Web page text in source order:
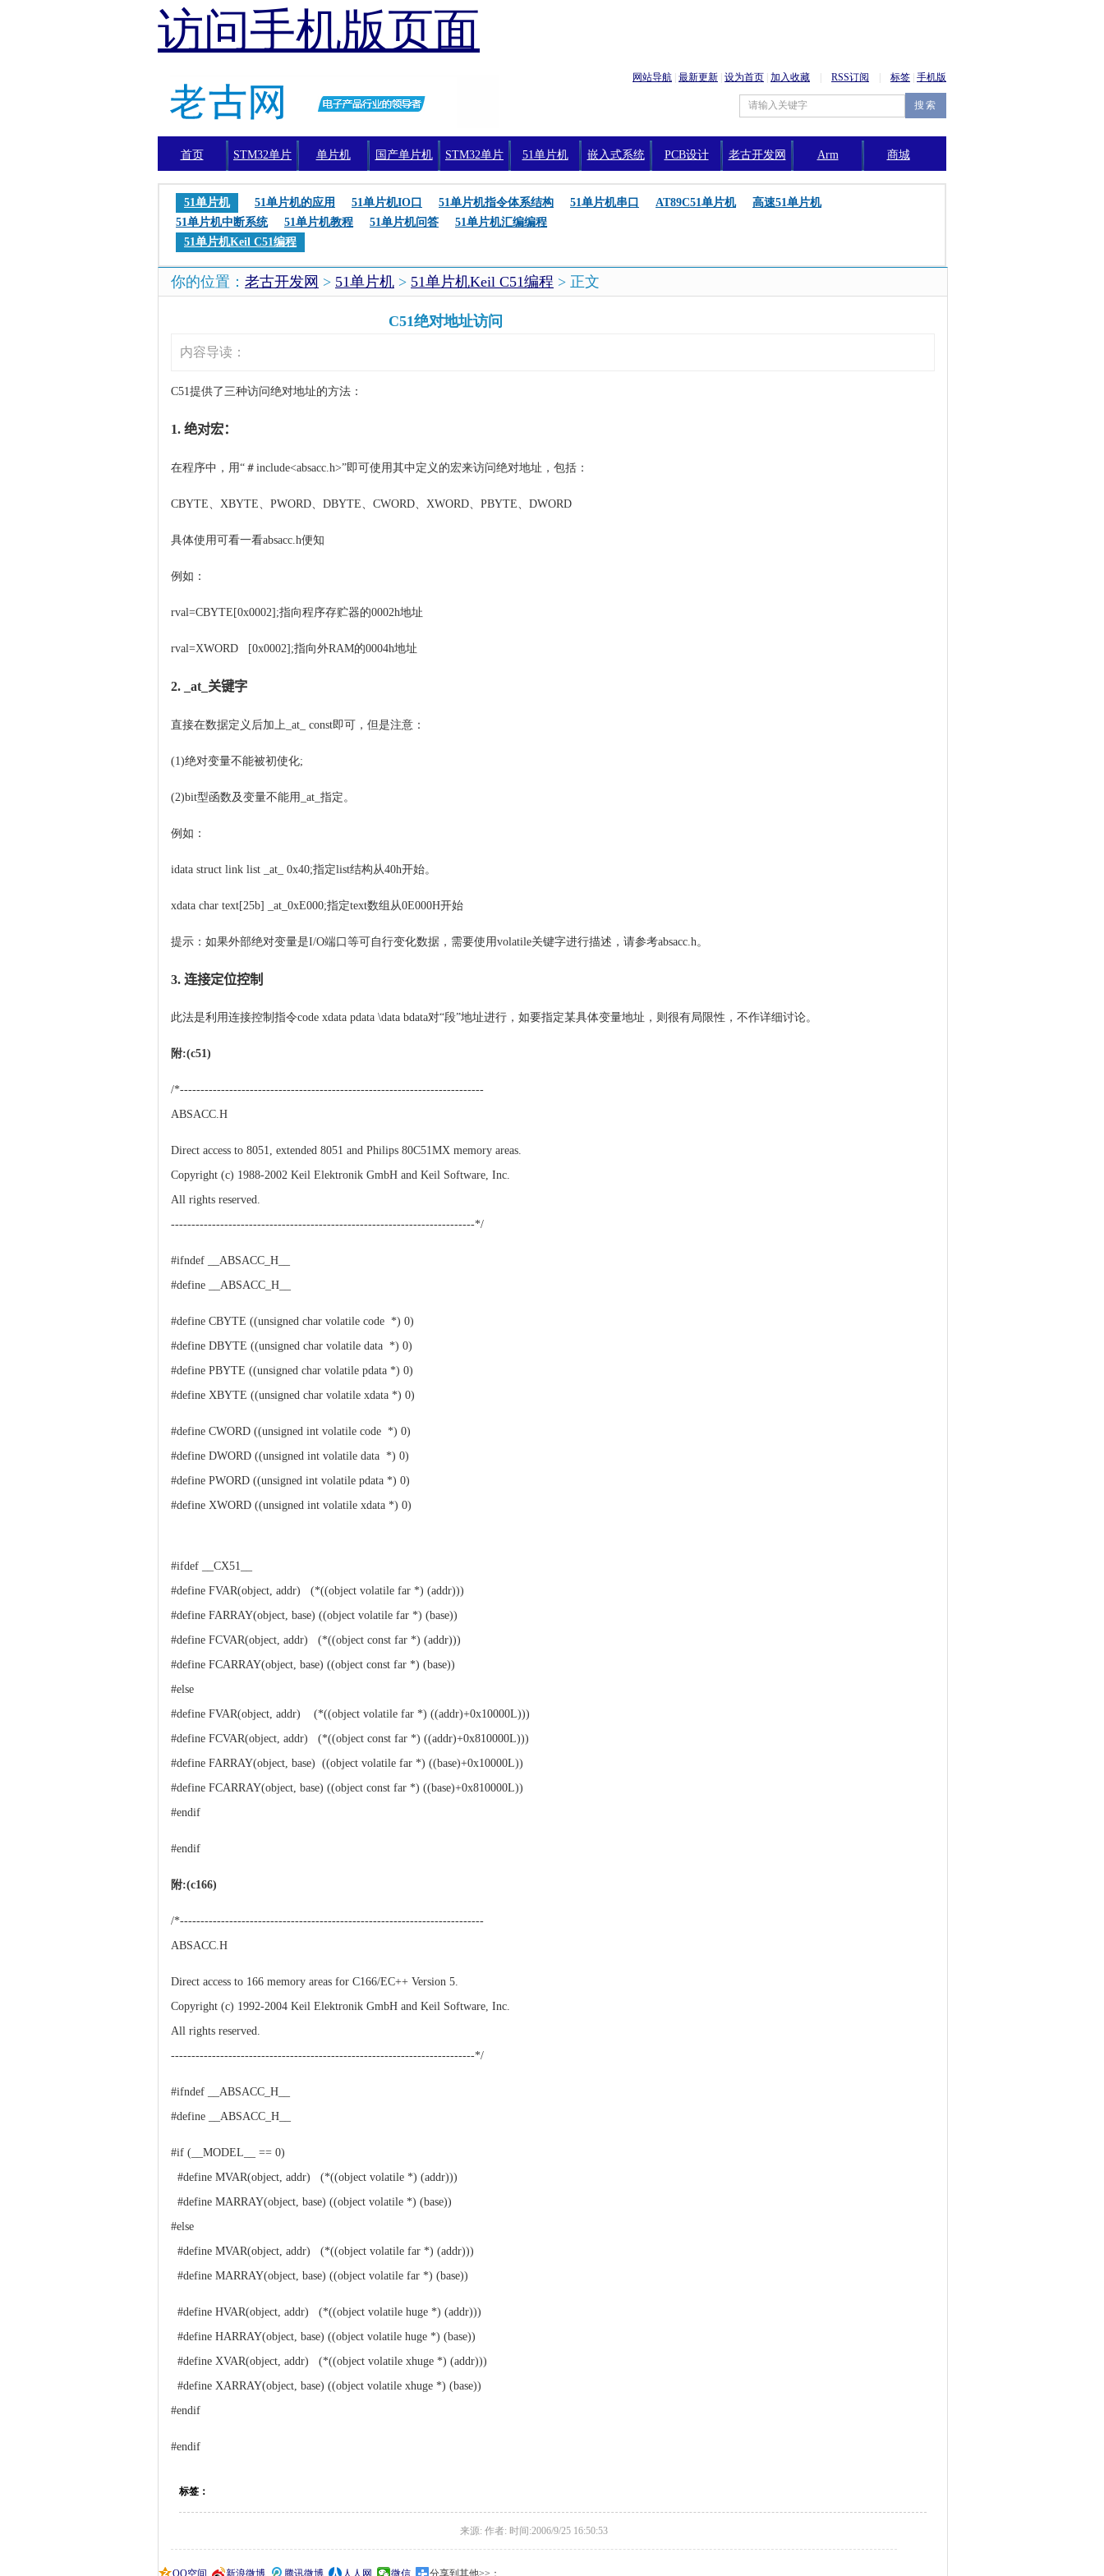
访问手机版页面
网站导航 最新更新 设为首页 加入收藏 RSS订阅 标签 手机版
首页 STM32单片 单片机 国产单片机 STM32单片 51单片机 嵌入式系统 PCB设计 老古开发网 Arm 商城
51单片机 51单片机的应用 51单片机IO口 51单片机指令体系结构 51单片机串口 AT89C51单片机
高速51单片机
51单片机中断系统
51单片机教程 51单片机问答
51单片机汇编编程
51单片机Keil C51编程
你的位置： 老古开发网 > 51单片机 > 51单片机Keil C51编程 > 正文
C51绝对地址访问
内容导读：
C51提供了三种访问绝对地址的方法：
1. 绝对宏：
在程序中，用“＃ include<absacc.h>”即可使用其中定义的宏来访问绝对地址，包括：
CBYTE、XBYTE、PWORD、DBYTE、CWORD、XWORD、PBYTE、DWORD
具体使用可看一看absacc.h便知
例如：
rval=CBYTE[0x0002];指向程序存贮器的0002h地址
rval=XWORD [0x0002];指向外RAM的0004h地址
2. _at_关键字
直接在数据定义后加上 _at_ const即可，但是注意：
(1)绝对变量不能被初使化;
(2)bit型函数及变量不能用_at_指定。
例如：
idata struct link list _at_ 0x40;指定list结构从40h开始。
xdata char text[25b] _at_0xE000;指定text数组从0E000H开始
提示：如果外部绝对变量是I/O端口等可自行变化数据，需要使用volatile关键字进行描述，请参考absacc.h。
3. 连接定位控制
此法是利用连接控制指令code xdata pdata \data bdata对“段”地址进行，如要指定某具体变量地址，则很有局限性，不作详细讨论。
附:(c51)
/*--------------------------------------------------------------------------
ABSACC.H
Direct access to 8051, extended 8051 and Philips 80C51MX memory areas.
Copyright (c) 1988-2002 Keil Elektronik GmbH and Keil Software, Inc.
All rights reserved.
--------------------------------------------------------------------------*/
#ifndef __ABSACC_H__
#define __ABSACC_H__
#define CBYTE ((unsigned char volatile code *) 0)
#define DBYTE ((unsigned char volatile data *) 0)
#define PBYTE ((unsigned char volatile pdata *) 0)
#define XBYTE ((unsigned char volatile xdata *) 0)
#define CWORD ((unsigned int volatile code *) 0)
#define DWORD ((unsigned int volatile data *) 0)
#define PWORD ((unsigned int volatile pdata *) 0)
#define XWORD ((unsigned int volatile xdata *) 0)
#ifdef __CX51__
#define FVAR(object, addr) (*((object volatile far *) (addr)))
#define FARRAY(object, base) ((object volatile far *) (base))
#define FCVAR(object, addr) (*((object const far *) (addr)))
#define FCARRAY(object, base) ((object const far *) (base))
#else
#define FVAR(object, addr) (*((object volatile far *) ((addr)+0x10000L)))
#define FCVAR(object, addr) (*((object const far *) ((addr)+0x810000L)))
#define FARRAY(object, base) ((object volatile far *) ((base)+0x10000L))
#define FCARRAY(object, base) ((object const far *) ((base)+0x810000L))
#endif
#endif
附:(c166)
/*--------------------------------------------------------------------------
ABSACC.H
Direct access to 166 memory areas for C166/EC++ Version 5.
Copyright (c) 1992-2004 Keil Elektronik GmbH and Keil Software, Inc.
All rights reserved.
--------------------------------------------------------------------------*/
#ifndef __ABSACC_H__
#define __ABSACC_H__
#if (__MODEL__ == 0)
#define MVAR(object, addr) (*((object volatile *) (addr)))
#define MARRAY(object, base) ((object volatile *) (base))
#else
#define MVAR(object, addr) (*((object volatile far *) (addr)))
#define MARRAY(object, base) ((object volatile far *) (base))
#define HVAR(object, addr) (*((object volatile huge *) (addr)))
#define HARRAY(object, base) ((object volatile huge *) (base))
#define XVAR(object, addr) (*((object volatile xhuge *) (addr)))
#define XARRAY(object, base) ((object volatile xhuge *) (base))
#endif
#endif
标签：
来源: 作者: 时间:2006/9/25 16:50:53